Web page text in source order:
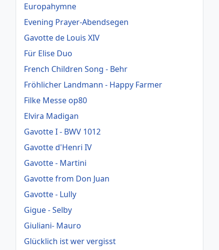
Europahymne
Evening Prayer-Abendsegen
Gavotte de Louis XIV
Für Elise Duo
French Children Song - Behr
Fröhlicher Landmann - Happy Farmer
Filke Messe op80
Elvira Madigan
Gavotte I - BWV 1012
Gavotte d'Henri IV
Gavotte - Martini
Gavotte from Don Juan
Gavotte - Lully
Gigue - Selby
Giuliani- Mauro
Glücklich ist wer vergisst